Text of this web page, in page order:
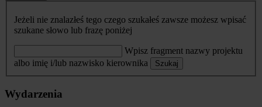
Jeżeli nie znalazłeś tego czego szukałeś zawsze możesz wpisać
szukane słowo lub frazę poniżej
Wpisz fragment nazwy projektu
albo imię i/lub nazwisko kierownika
Szukaj
Wydarzenia